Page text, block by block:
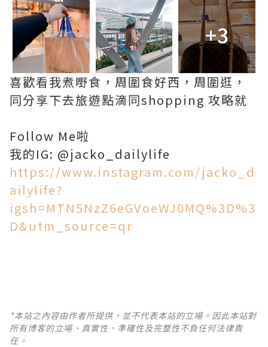
+3
喜歡看我煮嘢食，周圍食好西，周圍逛，
同分享下去旅遊點滴同shopping 攻略就
Follow Me啦
我的IG: @jacko_dailylife
https://www.instagram.com/jacko_d
ailylife?
igsh=MTN5NzZ6eGVoeWJ0MQ%3D%3
D&utm_source=qr
*本站之內容由作者所提供，並不代表本站的立場。因此本站對
所有博客的立場、真實性、準確性及完整性不負任何法律責
任。